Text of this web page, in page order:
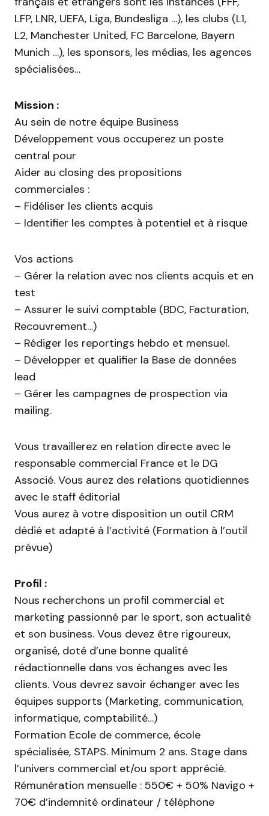
LFP, LNR, UEFA, Liga, Bundesliga …), les clubs (L1,
L2, Manchester United, FC Barcelone, Bayern
Munich …), les sponsors, les médias, les agences
spécialisées…
Mission :
Au sein de notre équipe Business
Développement vous occuperez un poste
central pour
Aider au closing des propositions
commerciales :
– Fidéliser les clients acquis
– Identifier les comptes à potentiel et à risque
Vos actions
– Gérer la relation avec nos clients acquis et en
test
– Assurer le suivi comptable (BDC, Facturation,
Recouvrement…)
– Rédiger les reportings hebdo et mensuel.
– Développer et qualifier la Base de données
lead
– Gérer les campagnes de prospection via
mailing.
Vous travaillerez en relation directe avec le
responsable commercial France et le DG
Associé. Vous aurez des relations quotidiennes
avec le staff éditorial
Vous aurez à votre disposition un outil CRM
dédié et adapté à l’activité (Formation à l’outil
prévue)
Profil :
Nous recherchons un profil commercial et
marketing passionné par le sport, son actualité
et son business. Vous devez être rigoureux,
organisé, doté d’une bonne qualité
rédactionnelle dans vos échanges avec les
clients. Vous devrez savoir échanger avec les
équipes supports (Marketing, communication,
informatique, comptabilité…)
Formation Ecole de commerce, école
spécialisée, STAPS. Minimum 2 ans. Stage dans
l’univers commercial et/ou sport apprécié.
Rémunération mensuelle : 550€ + 50% Navigo +
70€ d’indemnité ordinateur / téléphone